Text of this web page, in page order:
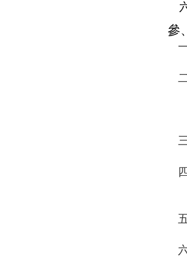
參、